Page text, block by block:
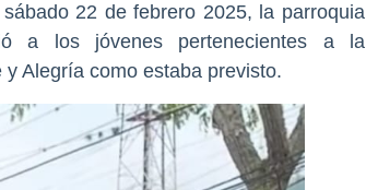
22 de febrero 2025, la parroquia
a los jóvenes pertenecientes a la
Alegría como estaba previsto.